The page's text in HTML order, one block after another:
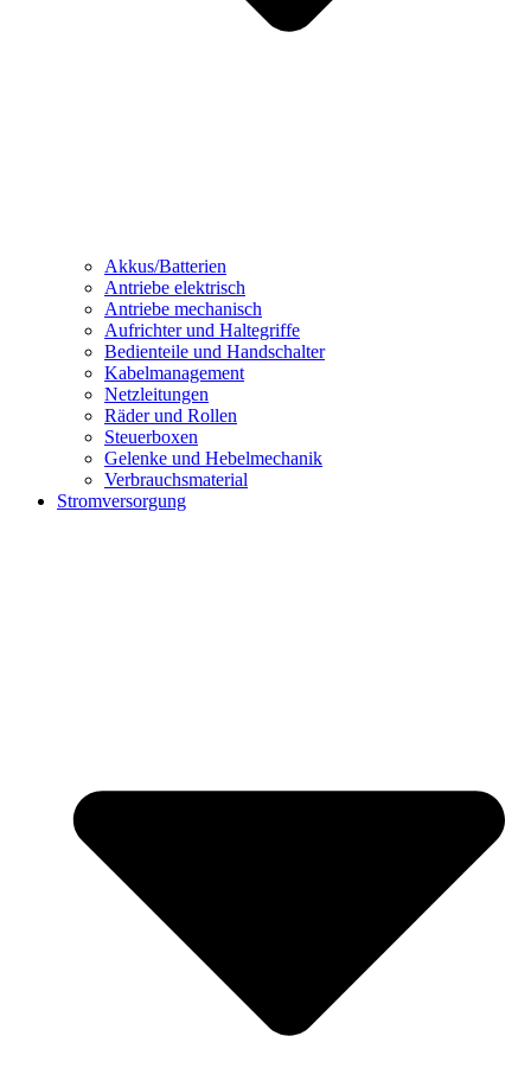
Akkus/Batterien
Antriebe elektrisch
Antriebe mechanisch
Aufrichter und Haltegriffe
Bedienteile und Handschalter
Kabelmanagement
Netzleitungen
Räder und Rollen
Steuerboxen
Gelenke und Hebelmechanik
Verbrauchsmaterial
Stromversorgung